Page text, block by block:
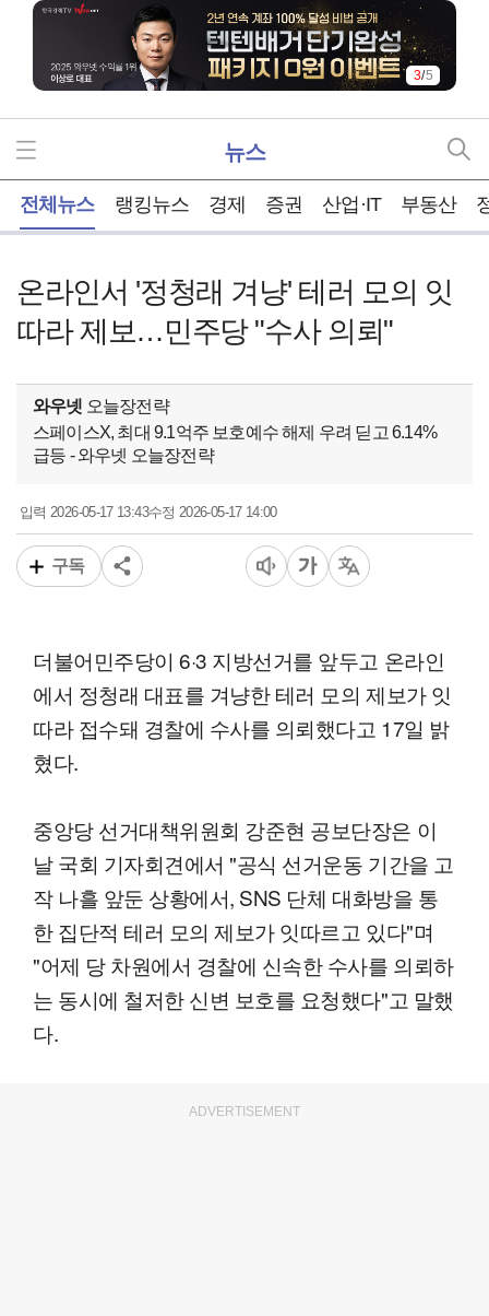
3/5
뉴스
전체뉴스 랭킹뉴스 경제 증권 산업·IT 부동산
온라인서 '정청래 겨냥' 테러 모의 잇
따라 제보…민주당 "수사 의뢰"
와우넷 오늘장전략
스페이스X, 최대 9.1억주 보호예수 해제 우려 딛고 6.14%
급등 - 와우넷 오늘장전략
입력2026-05-17 13:43수정 2026-05-17 14:00
구독
더불어민주당이 6·3 지방선거를 앞두고 온라인
에서 정청래 대표를 겨냥한 테러 모의 제보가 잇
따라 접수돼 경찰에 수사를 의뢰했다고 17일 밝
혔다.
중앙당 선거대책위원회 강준현 공보단장은 이
날 국회 기자회견에서 "공식 선거운동 기간을 고
작 나흘 앞둔 상황에서, SNS 단체 대화방을 통
한 집단적 테러 모의 제보가 잇따르고 있다"며
"어제 당 차원에서 경찰에 신속한 수사를 의뢰하
는 동시에 철저한 신변 보호를 요청했다"고 말했
다.
ADVERTISEMENT